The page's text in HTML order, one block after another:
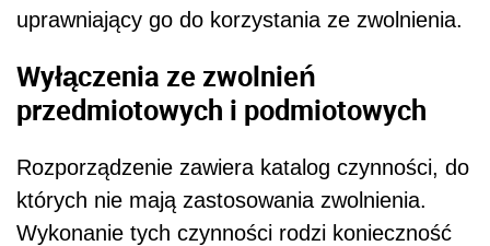
uprawniający go do korzystania ze zwolnienia.
Wyłączenia ze zwolnień
przedmiotowych i podmiotowych
Rozporządzenie zawiera katalog czynności, do
których nie mają zastosowania zwolnienia.
Wykonanie tych czynności rodzi konieczność